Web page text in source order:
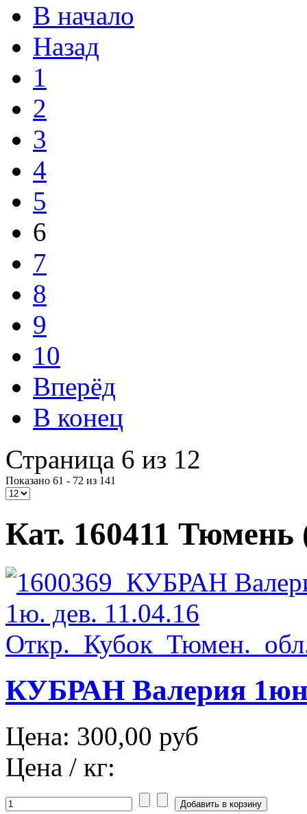
В начало
Назад
1
2
3
4
5
6
7
8
9
10
Вперёд
В конец
Страница 6 из 12
Показано 61 - 72 из 141
Кат. 160411 Тюмень
КУБРАН Валерия
Цена: 300,00 руб
Цена / кг: